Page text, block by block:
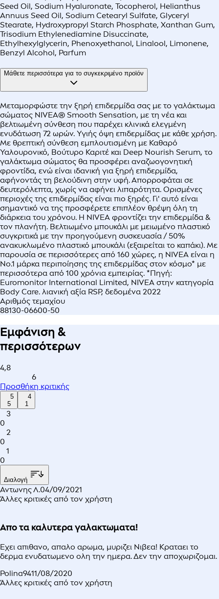
Seed Oil, Sodium Hyaluronate, Tocopherol, Helianthus
Annuus Seed Oil, Sodium Cetearyl Sulfate, Glyceryl
Stearate, Hydroxypropyl Starch Phosphate, Xanthan Gum,
Trisodium Ethylenediamine Disuccinate,
Ethylhexylglycerin, Phenoxyethanol, Linalool, Limonene,
Benzyl Alcohol, Parfum
Μάθετε περισσότερα για το συγκεκριμένο προϊόν
Μεταμορφώστε την ξηρή επιδερμίδα σας με το γαλάκτωμα
σώματος NIVEA® Smooth Sensation, με τη νέα και
βελτιωμένη σύνθεση που παρέχει κλινικά ελεγμένη
ενυδάτωση 72 ωρών. Υγιής όψη επιδερμίδας με κάθε χρήση.
Με θρεπτική σύνθεση εμπλουτισμένη με Καθαρό
Υαλουρονικό, Βούτυρο Καριτέ και Deep Nourish Serum, το
γαλάκτωμα σώματος θα προσφέρει αναζωογονητική
φροντίδα, ενώ είναι ιδανική για ξηρή επιδερμίδα,
αφήνοντάς τη βελούδινη στην υφή. Απορροφάται σε
δευτερόλεπτα, χωρίς να αφήνει λιπαρότητα. Ορισμένες
περιοχές της επιδερμίδας είναι πιο ξηρές. Γι' αυτό είναι
σημαντικό να της προσφέρετε επιπλέον θρέψη όλη τη
διάρκεια του χρόνου. Η NIVEA φροντίζει την επιδερμίδα &
τον πλανήτη. Βελτιωμένο μπουκάλι με μειωμένο πλαστικό
συγκριτικά με την προηγούμενη συσκευασία / 50%
ανακυκλωμένο πλαστικό μπουκάλι (εξαιρείται το καπάκι). Με
παρουσία σε περισσότερες από 160 χώρες, η NIVEA είναι η
Νο.1 μάρκα περιποίησης της επιδερμίδας στον κόσμο* με
περισσότερα από 100 χρόνια εμπειρίας. *Πηγή:
Euromonitor International Limited, NIVEA στην κατηγορία
Body Care. λιανική αξία RSP, δεδομένα 2022
Αριθμός τεμαχίου
88130-06600-50
Εμφάνιση &
περισσότερων
4,8
6
Προσθήκη κριτικής
5
5
4
1
3
0
2
0
1
0
Διαλογή
Αντωνης Λ.04/09/2021
Άλλες κριτικές από τον χρήστη
Απο τα καλυτερα γαλακτωματα!
Εχει απιθανο, απαλο αρωμα, μυριζει Νιβεα! Κραταει το
δερμα ενυδατωμενο ολη την ημερα. Δεν την αποχωριζομαι.
Polina9411/08/2020
Άλλες κριτικές από τον χρήστη